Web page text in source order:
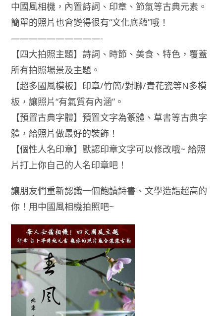
中國風相機，內置詩詞、印章、節氣等古典元素。
簡單的照片也會變得很有“文化底蘊”哦！
——————————-
【四大拍照主題】詩詞、時節、美食、特色，覆蓋
所有拍照場景及主題。
【超多國風模板】印章/竹簡/對聯/青花瓷等N多模
板，讓照片“有氣質有內涵”。
【預置古典字體】預置文字為篆體、草書等古典字
體，給照片做最好的裝飾！
【個性人名印章】默認印章文字可以修改哦~ 給照
片打上你自己的人名印章吧！
讓朋友們重新認識一個飽讀詩書、文學造詣超高的
你！用中國風相機拍照吧~